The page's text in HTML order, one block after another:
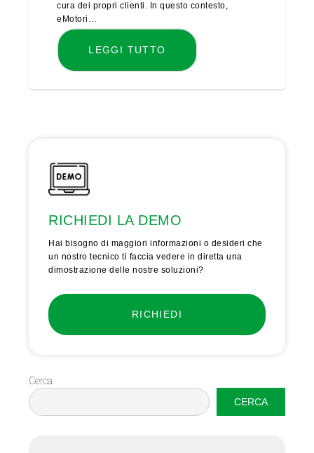
cura dei propri clienti. In questo contesto,
eMotori…
LEGGI TUTTO
RICHIEDI LA DEMO
Hai bisogno di maggiori informazioni o desideri che
un nostro tecnico ti faccia vedere in diretta una
dimostrazione delle nostre soluzioni?
RICHIEDI
Cerca
CERCA